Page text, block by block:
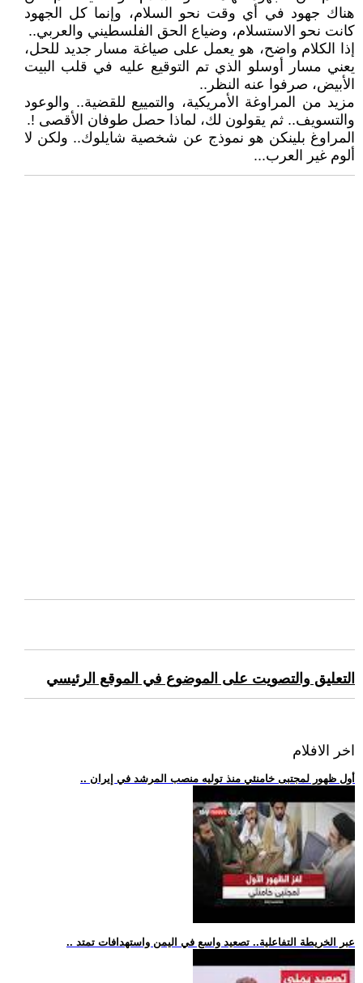
هناك جهود في أي وقت نحو السلام، وإنما كل الجهود
كانت نحو الاستسلام، وضياع الحق الفلسطيني والعربي..
إذا الكلام واضح، هو يعمل على صياغة مسار جديد للحل،
يعني مسار أوسلو الذي تم التوقيع عليه في قلب البيت
الأبيض، صرفوا عنه النظر..
مزيد من المراوغة الأمريكية، والتمييع للقضية.. والوعود
والتسويف.. ثم يقولون لك، لماذا حصل طوفان الأقصى !.
المراوغ بلينكن هو نموذج عن شخصية شايلوك.. ولكن لا
ألوم غير العرب...
التعليق والتصويت على الموضوع في الموقع الرئيسي
اخر الافلام
.. أول ظهور لمجتبى خامنئي منذ توليه منصب المرشد في إيران
.. عبر الخريطة التفاعلية.. تصعيد واسع في اليمن واستهدافات تمتد